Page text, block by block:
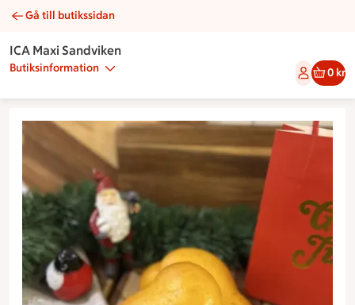
Lussekatt | Catering ICA Maxi Sandviken
Gå till butikssidan
ICA Maxi Sandviken
Butiksinformation 0 kr